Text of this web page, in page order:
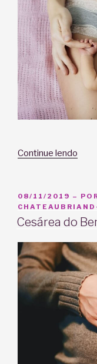
Continue lendo
PUBLICADO
EM
08/11/2019 –
Cesárea do